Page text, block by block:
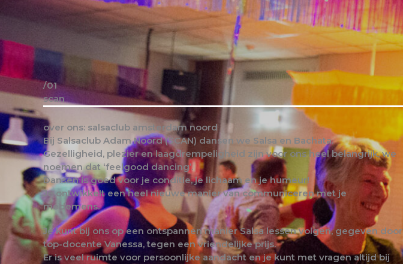
/01
scan
over ons: salsaclub amsterdam noord
Bij Salsaclub Adam Noord (SCAN) dansen we Salsa en Bachata.
Gezelligheid, plezier en laagdrempeligheid zijn voor ons heel belangrijk, we
noemen dat ‘feelgood dancing’.
Dansen is goed voor je conditie, je lichaam en je humeur!
Je ontwikkelt een heel nieuwe manier van communiceren met je
medemens.
Je kunt bij ons op een ontspannen manier Salsa lessen volgen, gegeven door
top-docente Vanessa, tegen een vriendelijke prijs.
Er is veel ruimte voor persoonlijke aandacht en je kunt met vragen altijd bij